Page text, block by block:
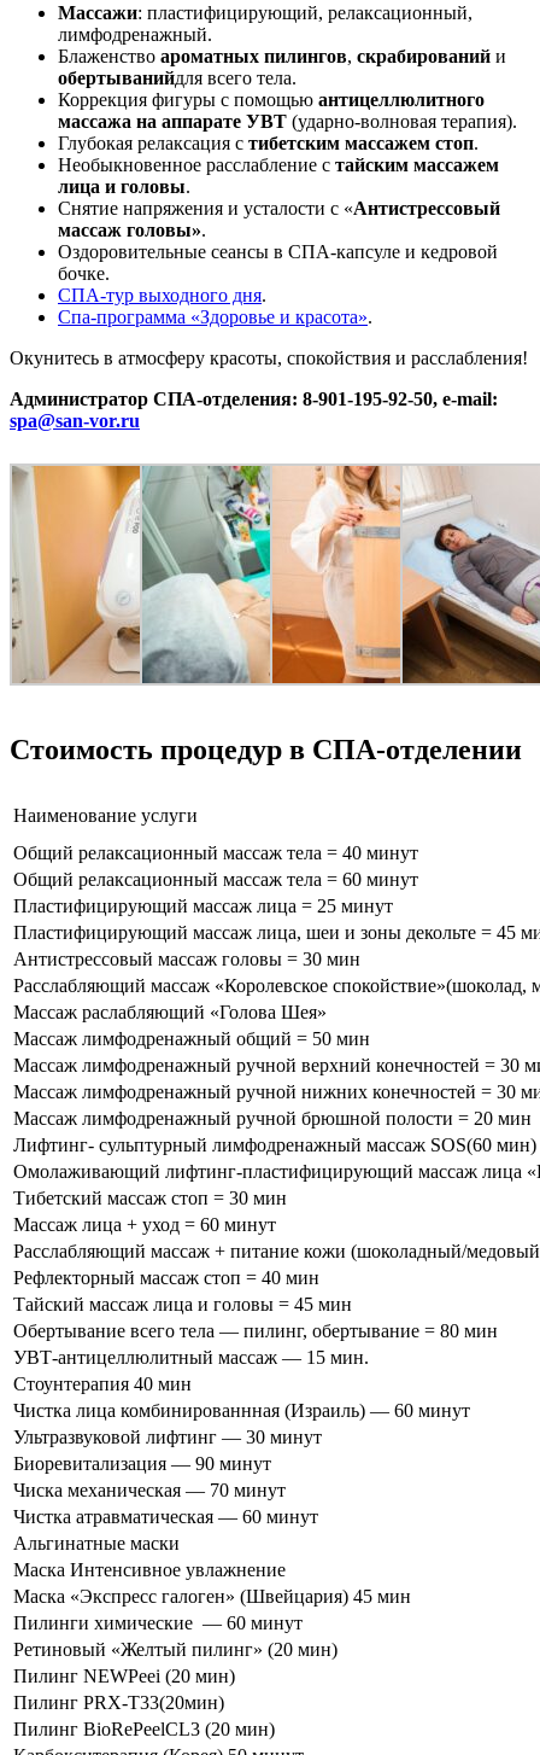
Массажи: пластифицирующий, релаксационный,
лимфодренажный.
Блаженство ароматных пилингов, скрабирований и
обертыванийдля всего тела.
Коррекция фигуры с помощью антицеллюлитного
массажа на аппарате УВТ (ударно-волновая терапия).
Глубокая релаксация с тибетским массажем стоп.
Необыкновенное расслабление с тайским массажем
лица и головы.
Снятие напряжения и усталости с «Антистрессовый
массаж головы».
Оздоровительные сеансы в СПА-капсуле и кедровой
бочке.
СПА-тур выходного дня.
Cпа-программа «Здоровье и красота».
Окунитесь в атмосферу красоты, спокойствия и расслабления!
Администратор СПА-отделения: 8-901-195-92-50, e-mail:
spa@san-vor.ru
Стоимость процедур в СПА-отделении
Наименование услуги
Общий релаксационный массаж тела = 40 минут
Общий релаксационный массаж тела = 60 минут
Пластифицирующий массаж лица = 25 минут
Пластифицирующий массаж лица, шеи и зоны декольте = 45
Антистрессовый массаж головы = 30 мин
Расслабляющий массаж «Королевское спокойствие»(шоколад,
Массаж раслабляющий «Голова Шея»
Массаж лимфодренажный общий = 50 мин
Массаж лимфодренажный ручной верхний конечностей = 30
Массаж лимфодренажный ручной нижних конечностей = 30
Массаж лимфодренажный ручной брюшной полости = 20 мин
Лифтинг- сульптурный лимфодренажный массаж SOS(60 мин)
Омолаживающий лифтинг-пластифицирующий массаж лица
Тибетский массаж стоп = 30 мин
Массаж лица + уход = 60 минут
Расслабляющий массаж + питание кожи (шоколадный/
Рефлекторный массаж стоп = 40 мин
Тайский массаж лица и головы = 45 мин
Обертывание всего тела — пилинг, обертывание = 80 мин
УВТ-антицеллюлитный массаж — 15 мин.
Стоунтерапия 40 мин
Чистка лица комбинированнная (Израиль) — 60 минут
Ультразвуковой лифтинг — 30 минут
Биоревитализация — 90 минут
Чиска механическая — 70 минут
Чистка атравматическая — 60 минут
Альгинатные маски
Маска Интенсивное увлажнение
Маска «Экспресс галоген» (Швейцария) 45 мин
Пилинги химические — 60 минут
Ретиновый «Желтый пилинг» (20 мин)
Пилинг NEWPeei (20 мин)
Пилинг PRX-T33(20мин)
Пилинг BioRePeelCL3 (20 мин)